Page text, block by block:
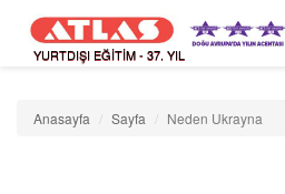
YURTDIŞI EĞİTİM - 37. YIL
Anasayfa Sayfa Neden Ukrayna